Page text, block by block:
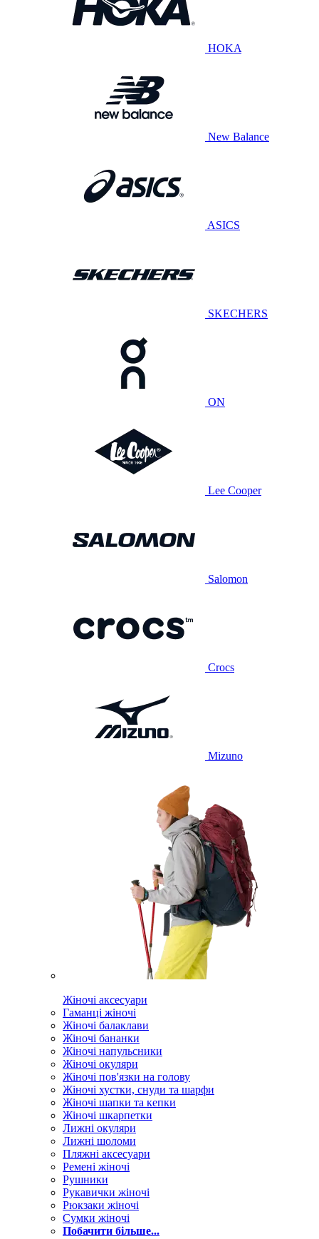
HOKA
New Balance
ASICS
SKECHERS
ON
Lee Cooper
Salomon
Crocs
Mizuno
Жіночі аксесуари
Гаманці жіночі
Жіночі балаклави
Жіночі бананки
Жіночі напульсники
Жіночі окуляри
Жіночі пов'язки на голову
Жіночі хустки, снуди та шарфи
Жіночі шапки та кепки
Жіночі шкарпетки
Лижні окуляри
Лижні шоломи
Пляжні аксесуари
Ремені жіночі
Рушники
Рукавички жіночі
Рюкзаки жіночі
Сумки жіночі
Побачити більше...